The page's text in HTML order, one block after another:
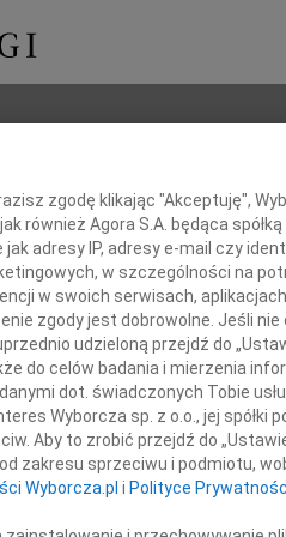
zgodę klikając "Akceptuję",
również Agora S.A. będąca
adresy IP, adresy e-mail czy
w szczególności na
w swoich serwisach,
zgody jest dobrowolne. Jeśli
udzieloną przejdź do
do celów badania i mierzenia
dot. świadczonych Tobie
Wyborcza sp. z o.o., jej spółki
Aby to zrobić przejdź do
zakresu sprzeciwu i podmiotu,
Wyborcza.pl i Polityce